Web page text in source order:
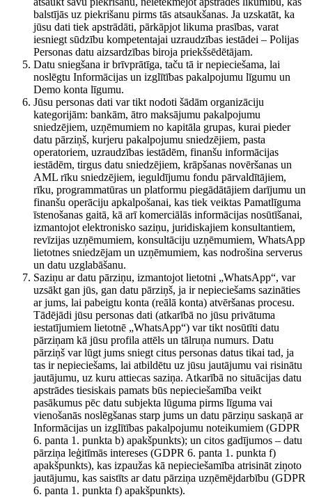
balstījās uz piekrišanu pirms tās atsaukšanas. Ja uzskatāt, ka
jūsu dati tiek apstrādāti, pārkāpjot likuma prasības, varat
iesniegt sūdzību kompetentajai uzraudzības iestādei – Polijas
Personas datu aizsardzības biroja priekšsēdētājam.
Datu sniegšana ir brīvprātīga, taču tā ir nepieciešama, lai
noslēgtu Informācijas un izglītības pakalpojumu līgumu un
Demo konta līgumu.
Jūsu personas dati var tikt nodoti šādām organizāciju
kategorijām: bankām, ātro maksājumu pakalpojumu
sniedzējiem, uzņēmumiem no kapitāla grupas, kurai pieder
datu pārziņš, kurjeru pakalpojumu sniedzējiem, pasta
operatoriem, uzraudzības iestādēm, finanšu informācijas
iestādēm, tirgus datu sniedzējiem, krāpšanas novēršanas un
AML rīku sniedzējiem, ieguldījumu fondu pārvaldītājiem,
rīku, programmatūras un platformu piegādātājiem darījumu un
finanšu operāciju apkalpošanai, kas tiek veiktas Pamatlīguma
īstenošanas gaitā, kā arī komerciālās informācijas nosūtīšanai,
izmantojot elektronisko saziņu, juridiskajiem konsultantiem,
revīzijas uzņēmumiem, konsultāciju uzņēmumiem, WhatsApp
lietotnes sniedzējam un uzņēmumiem, kas nodrošina serverus
un datu uzglabāšanu.
Saziņu ar datu pārziņu, izmantojot lietotni „WhatsApp“, var
uzsākt gan jūs, gan datu pārziņš, ja ir nepieciešams sazināties
ar jums, lai pabeigtu konta (reālā konta) atvēršanas procesu.
Tādējādi jūsu personas dati (atkarībā no jūsu privātuma
iestatījumiem lietotnē „WhatsApp“) var tikt nosūtīti datu
pārziņam kā jūsu profila attēls un tālruņa numurs. Datu
pārziņš var lūgt jums sniegt citus personas datus tikai tad, ja
tas ir nepieciešams, lai atbildētu uz jūsu jautājumu vai risinātu
jautājumu, uz kuru attiecas saziņa. Atkarībā no situācijas datu
apstrādes tiesiskais pamats būs nepieciešamība veikt
pasākumus pēc datu subjekta lūguma pirms līguma vai
vienošanās noslēgšanas starp jums un datu pārziņu saskaņā ar
Informācijas un izglītības pakalpojumu noteikumiem (GDPR
6. panta 1. punkta b) apakšpunkts); un citos gadījumos – datu
pārziņa leģitīmās intereses (GDPR 6. panta 1. punkta f)
apakšpunkts), kas izpaužas kā nepieciešamība atrisināt ziņoto
jautājumu, kas saistīts ar datu pārziņa uzņēmējdarbību (GDPR
6. panta 1. punkta f) apakšpunkts).